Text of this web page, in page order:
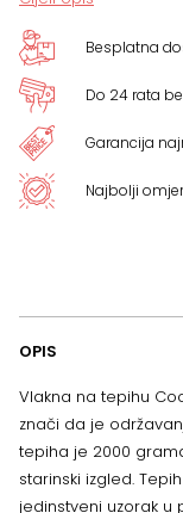
Besplatna
Do 24 rata
Garancija
Najbolji
OPIS
Vlakna na tepihu
znači da je
tepiha je 2000
starinski izgled.
jedinstveni uzorak u